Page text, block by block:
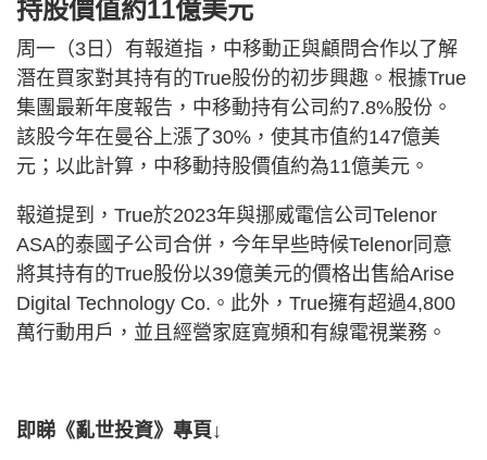
持股價值約11億美元
周一（3日）有報道指，中移動正與顧問合作以了解
潛在買家對其持有的True股份的初步興趣。根據True
集團最新年度報告，中移動持有公司約7.8%股份。
該股今年在曼谷上漲了30%，使其市值約147億美
元；以此計算，中移動持股價值約為11億美元。
報道提到，True於2023年與挪威電信公司Telenor
ASA的泰國子公司合併，今年早些時候Telenor同意
將其持有的True股份以39億美元的價格出售給Arise
Digital Technology Co.。此外，True擁有超過4,800
萬行動用戶，並且經營家庭寬頻和有線電視業務。
即睇《亂世投資》專頁↓